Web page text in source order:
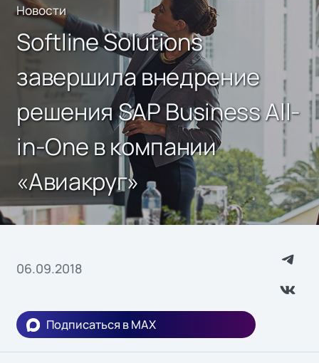
Новости
Softline Solutions
завершила внедрение
решения SAP Business All-
in-One в компании
«Авиакруг»
06.09.2018
Подписаться в MAX